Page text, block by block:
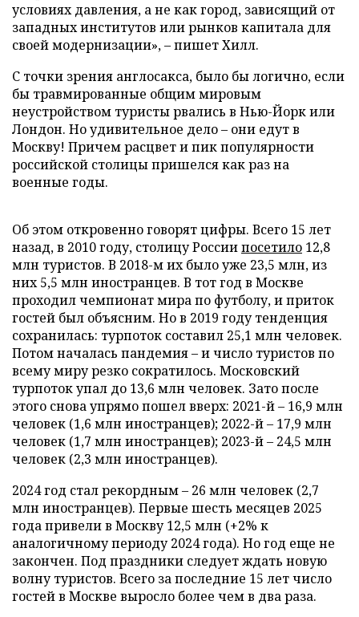
условиях давления, а не как город, зависящий от
западных институтов или рынков капитала для
своей модернизации», – пишет Хилл.
С точки зрения англосакса, было бы логично, если
бы травмированные общим мировым
неустройством туристы рвались в Нью-Йорк или
Лондон. Но удивительное дело – они едут в
Москву! Причем расцвет и пик популярности
российской столицы пришелся как раз на
военные годы.
Об этом откровенно говорят цифры. Всего 15 лет
назад, в 2010 году, столицу Россиипосетило 12,8
млн туристов. В 2018-м их было уже 23,5 млн, из
них 5,5 млн иностранцев. В тот год в Москве
проходил чемпионат мира по футболу, и приток
гостей был объясним. Но в 2019 году тенденция
сохранилась: турпоток составил 25,1 млн человек.
Потом началась пандемия – и число туристов по
всему миру резко сократилось. Московский
турпоток упал до 13,6 млн человек. Зато после
этого снова упрямо пошел вверх: 2021-й – 16,9 млн
человек (1,6 млн иностранцев); 2022-й – 17,9 млн
человек (1,7 млн иностранцев); 2023-й – 24,5 млн
человек (2,3 млн иностранцев).
2024 год стал рекордным – 26 млн человек (2,7
млн иностранцев). Первые шесть месяцев 2025
года привели в Москву 12,5 млн (+2% к
аналогичному периоду 2024 года). Но год еще не
закончен. Под праздники следует ждать новую
волну туристов. Всего за последние 15 лет число
гостей в Москве выросло более чем в два раза.